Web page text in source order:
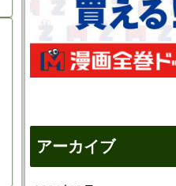
アーカイブ